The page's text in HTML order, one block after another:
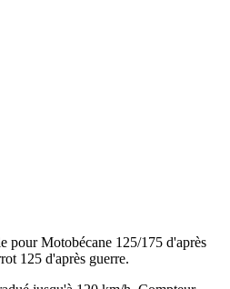
pour Motobécane 125/175 d'après
125 d'après guerre.